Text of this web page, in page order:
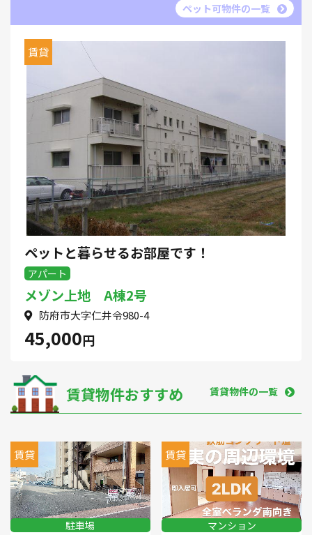
ペット可物件の一覧
賃貸
ペットと暮らせるお部屋です！
アパート
メゾン上地 A棟2号
防府市大字仁井令980-4
45,000円
賃貸物件おすすめ 賃貸物件の一覧
賃貸
駐車場
賃貸
マンション